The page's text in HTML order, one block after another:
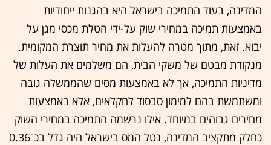
המדינה, בעוד התמיכה בישראל היא בהגנות ייחודיות
באמצעות תמיכה במחירי שוק על-ידי הטלת מכסי מגן על
יבוא. זאת, מתוך מטרה להעלות את מחיר תוצרת המקומית.
מנקודת מבטם של משקי הבית, הם משלמים את העלות של
מדיניות התמיכה, אך לא באמצעות מסים שהממשלה גובה
ומשתמשת בהם למימון סבסוד לחקלאים, אלא באמצעות
מחירים גבוהים במיוחד. אילו נרשמה התמיכה במחירי השוק
כחלק מתקציב המדינה, נטל המס בישראל היה גדל בכ־0.36